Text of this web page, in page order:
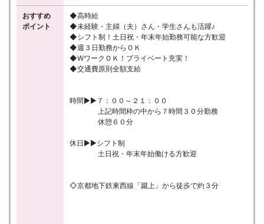
おすすめ
ポイント
◆高時給
◆未経験・主婦（夫）さん・学生さんも活躍♪
◆シフト制！土日祝・年末年始勤務可能な方歓迎
◆週３日勤務からＯＫ
◆WワークＯＫ！プライベート充実！
◆交通費原則全額支給
時間▶▶７：００～２１：００
上記時間枠の中から７時間３０分勤務
休憩６０分
休日▶▶シフト制
土日祝・年末年始働ける方歓迎
◇京都地下鉄東西線「蹴上」から徒歩で約３分